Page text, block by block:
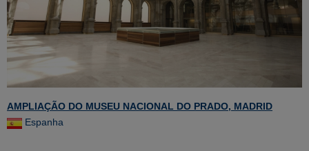
AMPLIAÇÃO DO MUSEU NACIONAL DO PRADO, MADRID
Espanha